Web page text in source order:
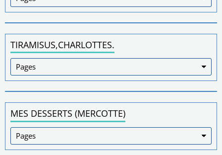
TIRAMISUS,CHARLOTTES.
MES DESSERTS (MERCOTTE)